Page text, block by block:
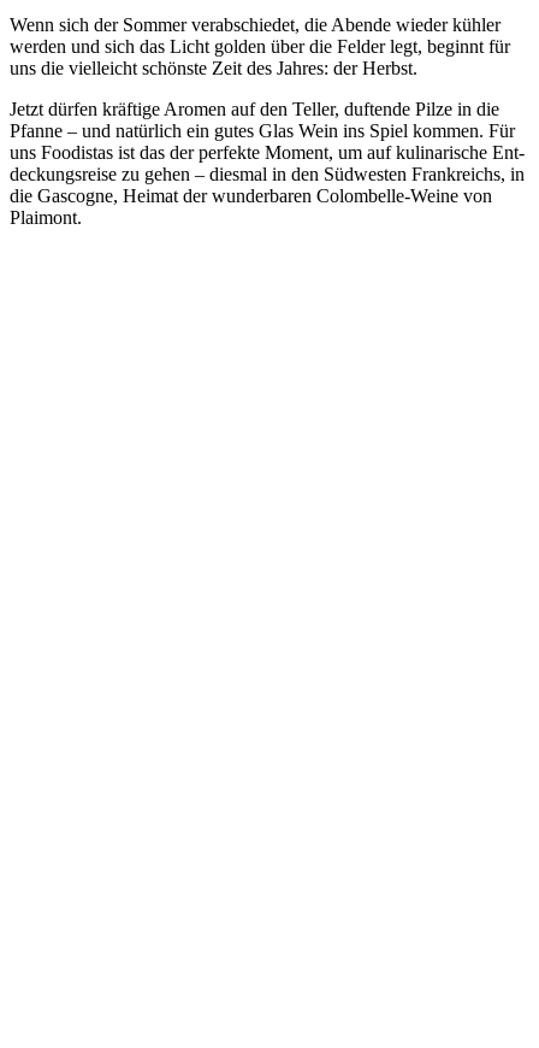
Wenn sich der Som­mer ver­ab­schie­det, die Aben­de wie­der küh­ler
wer­den und sich das Licht gol­den über die Fel­der legt, beginnt für
uns die viel­leicht schöns­te Zeit des Jah­res: der Herbst.
Jetzt dür­fen kräf­ti­ge Aro­men auf den Tel­ler, duf­ten­de Pil­ze in die
Pfan­ne – und natür­lich ein gutes Glas Wein ins Spiel kom­men. Für
uns Foo­di­stas ist das der per­fek­te Moment, um auf kuli­na­ri­sche Ent­
de­ckungs­rei­se zu gehen – dies­mal in den Süd­wes­ten Frank­reichs, in
die Gas­co­gne, Hei­mat der wun­der­ba­ren Colom­bel­le-Wei­ne von
Plaimont.